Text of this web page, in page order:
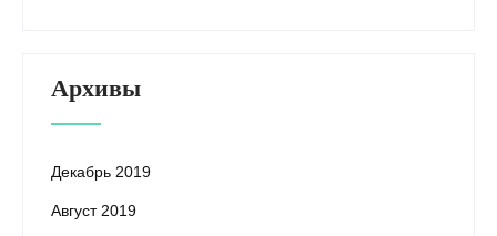
Архивы
Декабрь 2019
Август 2019